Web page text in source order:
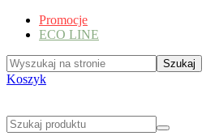
Promocje
ECO LINE
Koszyk